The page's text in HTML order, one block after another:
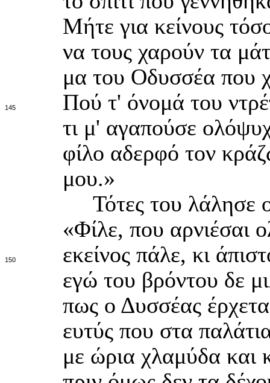
Μήτε για κείνους
να τους χαρούν τα
μα του Οδυσσέα που
145
Πού τ' όνομά του
τι μ' αγαπούσε
φίλο αδερφό τον
μου.»
Τότες του λάλησε
«Φίλε, που αρνιέσαι
150
εκείνος πάλε, κι
εγώ του βρόντου δε
πως ο Δυσσέας
ευτύς που στα
με ώρια χλαμύδα και